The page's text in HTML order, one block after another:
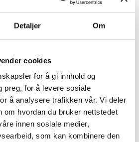
Detaljer Om
cookies
for å gi innhold og
preg, for å levere sosiale
å analysere trafikken vår. Vi deler
om hvordan du bruker nettstedet
innen sosiale medier,
som kan kombinere den
et bilde av en engasjert
nye utfordringer på egen
også at de fleste jobber i
De må forholde
og markeder i
og nye arbeidsrutiner.